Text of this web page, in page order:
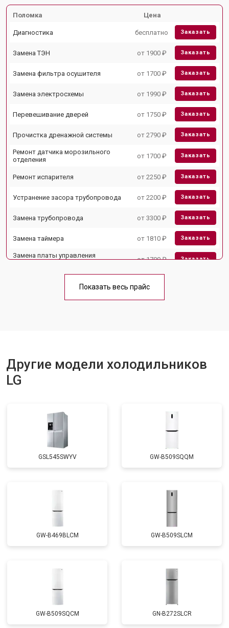
Поломка Цена
Диагностика бесплатно Заказать
Замена ТЭН от 1900 ₽ Заказать
Замена фильтра осушителя от 1700 ₽ Заказать
Замена электросхемы от 1990 ₽ Заказать
Перевешивание дверей от 1750 ₽ Заказать
Прочистка дренажной системы от 2790 ₽ Заказать
Ремонт датчика морозильного
отделения
от 1700 ₽ Заказать
Ремонт испарителя от 2250 ₽ Заказать
Устранение засора трубопровода от 2200 ₽ Заказать
Замена трубопровода от 3300 ₽ Заказать
Замена таймера от 1810 ₽ Заказать
Замена платы управления
от 1700 ₽ Заказать
Ремонт/замена датчика
Замена термостата от 1700 ₽
Замена нагревателя испарителя от 2550 ₽ Заказать
Замена нагревателя оттайки
Устранение утечки хладагента
Показать весь прайс
Другие модели холодильников
LG
GSL545SWYV GW-B509SQQM
GW-B469BLCM GW-B509SLCM
GW-B509SQCM GN-B272SLCR